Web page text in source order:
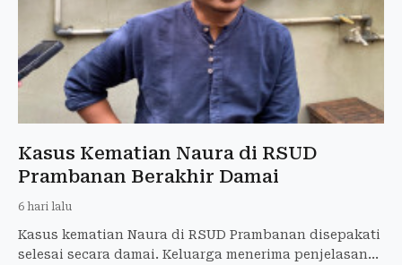
Kasus Kematian Naura di RSUD
Prambanan Berakhir Damai
6 hari lalu
Kasus kematian Naura di RSUD Prambanan disepakati
selesai secara damai. Keluarga menerima penjelasan